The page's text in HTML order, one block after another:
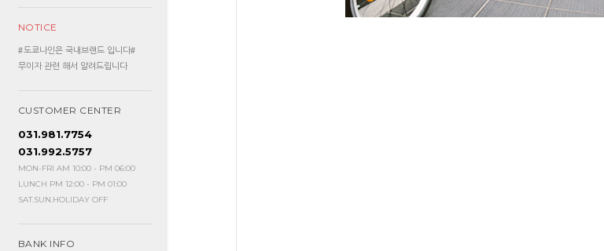
NOTICE
#도쿄나인은 국내브랜드 입니다#
무이자 관련 해서 알려드립니다
CUSTOMER CENTER
031.981.7754
031.992.5757
MON-FRI AM 10:00 - PM 06:00
LUNCH PM 12:00 - PM 01:00
SAT.SUN.HOLIDAY OFF
BANK INFO